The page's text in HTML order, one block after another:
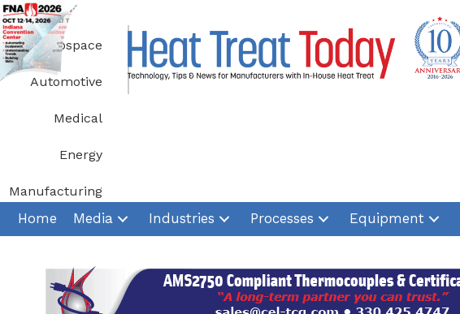
Skip
to
content
Aerospace
Automotive
Medical
Energy
Manufacturing
Home Media Industries Processes Equipment